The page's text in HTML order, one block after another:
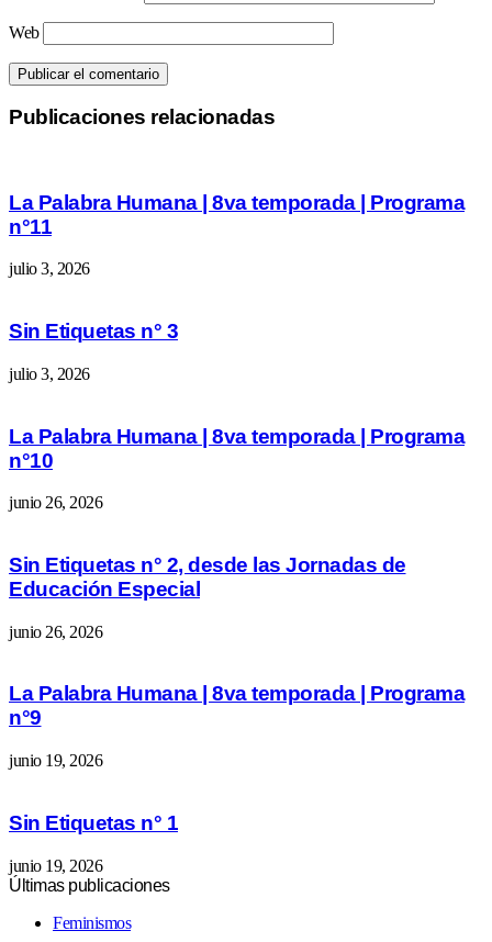
Web
Publicaciones relacionadas
La Palabra Humana | 8va temporada | Programa
n°11
julio 3, 2026
Sin Etiquetas n° 3
julio 3, 2026
La Palabra Humana | 8va temporada | Programa
n°10
junio 26, 2026
Sin Etiquetas n° 2, desde las Jornadas de
Educación Especial
junio 26, 2026
La Palabra Humana | 8va temporada | Programa
n°9
junio 19, 2026
Sin Etiquetas n° 1
junio 19, 2026
Últimas publicaciones
Feminismos